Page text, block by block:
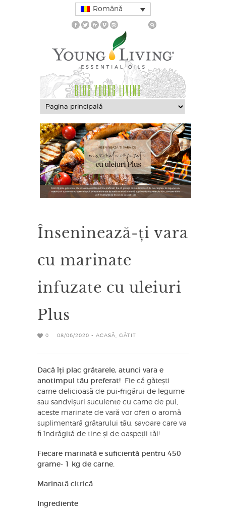
Română
BLOG YOUNG LIVING
Înseninează-ți vara
cu marinate
infuzate cu uleiuri
Plus
0 08/06/2020 - ACASĂ GĂTIT
Dacă îți plac grătarele, atunci vara e
anotimpul tău preferat!
Fie că gătești
carne delicioasă de pui-frigărui de legume
sau sandvișuri suculente cu carne de pui,
aceste marinate de vară vor oferi o aromă
suplimentară grătarului tău, savoare care va
fi îndrăgită de tine și de oaspeții tăi!
Fiecare marinată e suficientă pentru 450
grame- 1 kg de carne.
Marinată citrică
Ingrediente